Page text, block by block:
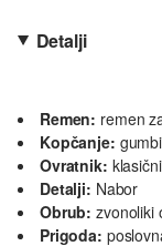
Detalji
Remen: remen
Kopčanje: gumbi
Ovratnik:
Detalji: Nabor
Obrub: zvonoliki
Prigoda: